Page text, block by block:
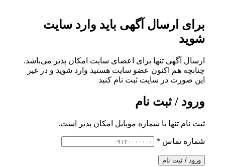
برای ارسال آگهی باید وارد سایت
شوید
ارسال آگهی تنها برای اعضای سایت امکان پذیر می‌باشد.
چنانچه هم‌ اکنون عضو سایت هستید وارد شوید و در غیر
این صورت در سایت ثبت نام کنید
ورود / ثبت نام
ثبت نام تنها با شماره موبایل امکان پذیر است.
شماره تماس *
ورود / ثبت نام